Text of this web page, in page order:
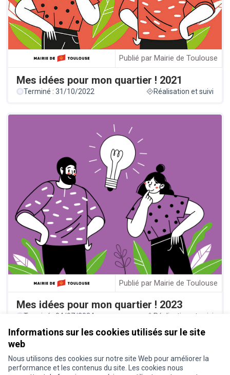
Informations sur les cookies utilisés sur le site
web
Nous utilisons des cookies sur notre site Web pour améliorer la
performance et les contenus du site. Les cookies nous
Publié par Mairie de Toulouse
Mes idées pour mon quartier ! 2021
Terminé : 31/10/2022 Réalisation et suivi
Publié par Mairie de Toulouse
Mes idées pour mon quartier ! 2023
Terminé : 04/07/2024 Réalisation et suivi
Conditions d'utilisation
Paramètres des cookies